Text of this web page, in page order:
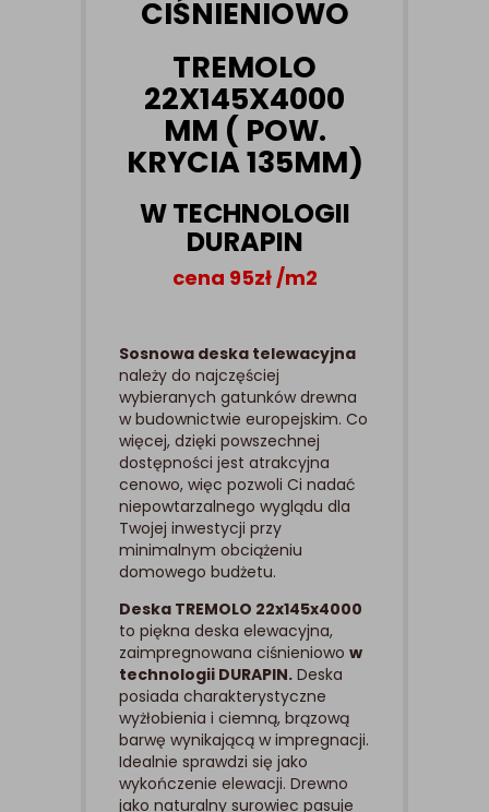
CIŚNIENIOWO
TREMOLO
22X145X4000
MM ( POW.
KRYCIA 135MM)
W TECHNOLOGII
DURAPIN
cena 95zł /m2
Sosnowa deska telewacyjna
należy do najczęściej
wybieranych gatunków drewna
w budownictwie europejskim. Co
więcej, dzięki powszechnej
dostępności jest atrakcyjna
cenowo, więc pozwoli Ci nadać
niepowtarzalnego wyglądu dla
Twojej inwestycji przy
minimalnym obciążeniu
domowego budżetu.
Deska TREMOLO 22x145x4000
to piękna deska elewacyjna,
zaimpregnowana ciśnieniowo w
technologii DURAPIN. Deska
posiada charakterystyczne
wyżłobienia i ciemną, brązową
barwę wynikającą w impregnacji.
Idealnie sprawdzi się jako
wykończenie elewacji. Drewno
jako naturalny surowiec pasuje